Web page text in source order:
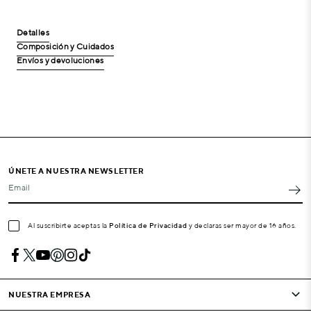
Detalles
Composición y Cuidados
Envíos y devoluciones
ÚNETE A NUESTRA NEWSLETTER
Email
Al suscribirte aceptas la Política de Privacidad y declaras ser mayor de 16 años.
NUESTRA EMPRESA